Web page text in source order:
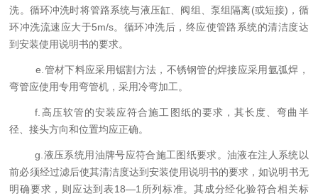
洗。循环冲洗时将管路系统与液压缸、阀组、泵组隔离(或短接) ，循
环冲洗流速应大于5m/s。循环冲洗后，终应使管路系统的清洁度达
到安装使用说明书的要求。
e.管材下料应采用锯割方法，不锈钢管的焊接应采用氩弧焊，
弯管应使用专用弯管机，采用冷弯加工。
f.高压软管的安装应符合施工图纸的要求，其长度、弯曲半
径、接头方向和位置均应正确。
g.液压系统用油牌号应符合施工图纸要求。油液在注人系统以
前必须经过滤后使其清洁度达到安装使用说明书的要求，如说明书无
明确要求，则应达到表18―1 所列标准。其成分经化验符合相关标